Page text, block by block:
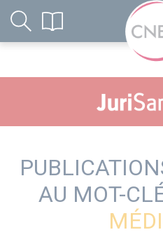
AU MOT-